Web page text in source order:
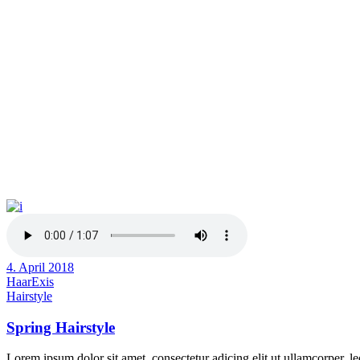
4. April 2018
HaarExis
Hairstyle
Spring Hairstyle